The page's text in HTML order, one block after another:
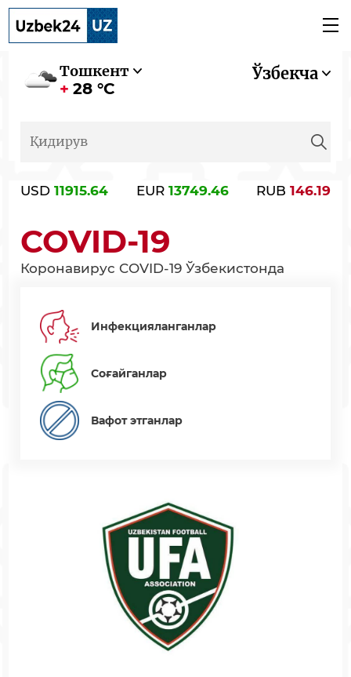
Тошкент
28 °C
Ўзбекча
USD 11915.64 EUR 13749.46 RUB 146.19
COVID-19
Коронавирус COVID-19 Ўзбекистонда
Инфекцияланганлар
Соғайганлар
Вафот этганлар